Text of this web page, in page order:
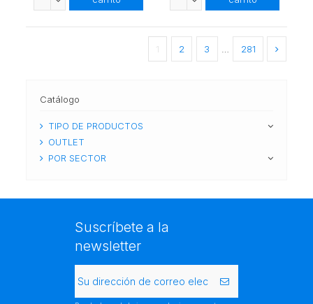
1 2 3 281
Catálogo
TIPO DE PRODUCTOS
OUTLET
POR SECTOR
Suscríbete a la
newsletter